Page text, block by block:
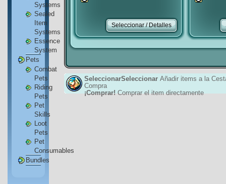
Systems
Sealed
Item
Systems
Essence
System
Pets
Combat
Pets
Riding
Pets
Pet
Skills
Loot
Pets
Pet
Consumables
Bundles
SeleccionarSeleccionar Añadir items a la
Compra
¡Comprar! Comprar el item directamente